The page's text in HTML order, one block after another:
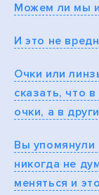
Можем ли мы
И это не
Очки или
сказать, что
очки, а в
Вы упомянули
никогда не
меняться и